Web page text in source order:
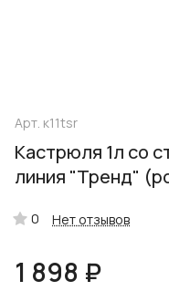
Арт. к11tsr
Кастрюля 1л со
линия "Тренд"
0 Нет отзывов
1 898 ₽